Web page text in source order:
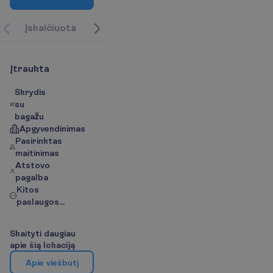
Įskaičiuota ra
Įtraukta
Skrydis
su
bagažu
Apgyvendinimas
Pasirinktas
maitinimas
Atstovo
pagalba
Kitos
paslaugos...
Skaityti daugiau
apie šią lokaciją
Apie viešbutį